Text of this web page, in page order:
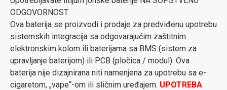
ODGOVORNOST
Ova baterija se proizvodi i prodaje za predviđenu upotrebu
sistemskih integracija sa odgovarajućim zaštitnim
elektronskim kolom ili baterijama sa BMS (sistem za
upravljanje baterijom) ili PCB (pločica / modul). Ova
baterija nije dizajnirana niti namenjena za upotrebu sa e-
cigaretom, „vape“-om ili sličnim uređajem. UPOTREBA